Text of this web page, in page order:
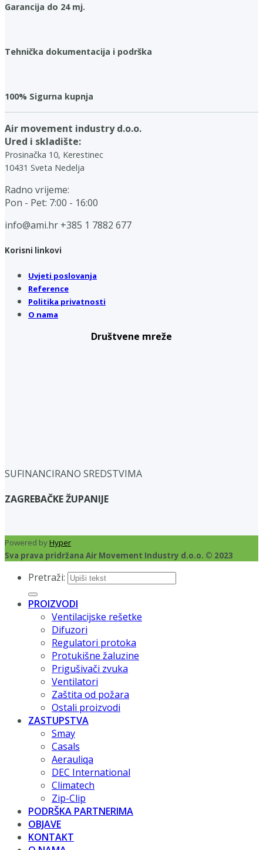
Garancija do 24 mj.
Tehnička dokumentacija i podrška
100% Sigurna kupnja
Air movement industry d.o.o.
Ured i skladište:
Prosinačka 10, Kerestinec
10431 Sveta Nedelja
Radno vrijeme:
Pon - Pet: 7:00 - 16:00
info@ami.hr +385 1 7882 677
Korisni linkovi
Uvjeti poslovanja
Reference
Politika privatnosti
O nama
Društvene mreže
SUFINANCIRANO SREDSTVIMA
ZAGREBAČKE ŽUPANIJE
Powered byHyper
Sva prava pridržana Air Movement Industry d.o.o. © 2023
Pretraži:
PROIZVODI
Ventilacijske rešetke
Difuzori
Regulatori protoka
Protukišne žaluzine
Prigušivači zvuka
Ventilatori
Zaštita od požara
Ostali proizvodi
ZASTUPSTVA
Smay
Casals
Aerauliqa
DEC International
Climatech
Zip-Clip
PODRŠKA PARTNERIMA
OBJAVE
KONTAKT